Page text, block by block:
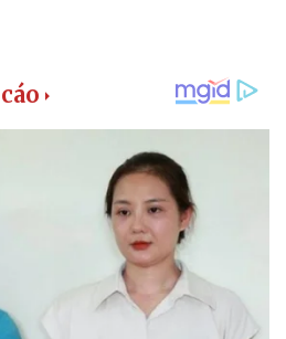
Phân tích